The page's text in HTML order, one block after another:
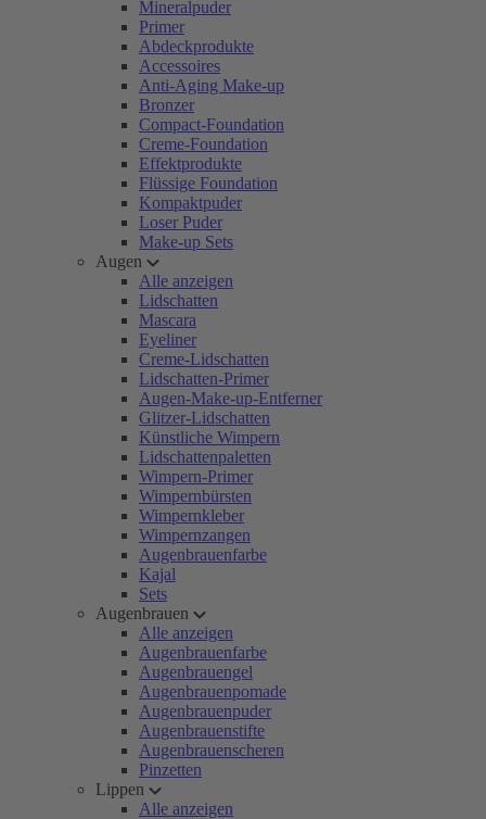
Mineralpuder
Primer
Abdeckprodukte
Accessoires
Anti-Aging Make-up
Bronzer
Compact-Foundation
Creme-Foundation
Effektprodukte
Flüssige Foundation
Kompaktpuder
Loser Puder
Make-up Sets
Augen
Alle anzeigen
Lidschatten
Mascara
Eyeliner
Creme-Lidschatten
Lidschatten-Primer
Augen-Make-up-Entferner
Glitzer-Lidschatten
Künstliche Wimpern
Lidschattenpaletten
Wimpern-Primer
Wimpernbürsten
Wimpernkleber
Wimpernzangen
Augenbrauenfarbe
Kajal
Sets
Augenbrauen
Alle anzeigen
Augenbrauenfarbe
Augenbrauengel
Augenbrauenpomade
Augenbrauenpuder
Augenbrauenstifte
Augenbrauenscheren
Pinzetten
Lippen
Alle anzeigen